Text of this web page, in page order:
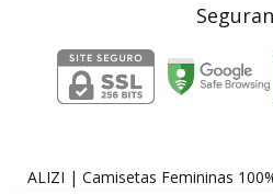
ALIZI | Camisetas Femininas
2 pecas